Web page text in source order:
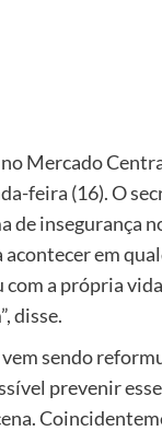
Mercado
feira (16). O
insegurança
acontecer em
a própria
disse.
sendo
prevenir